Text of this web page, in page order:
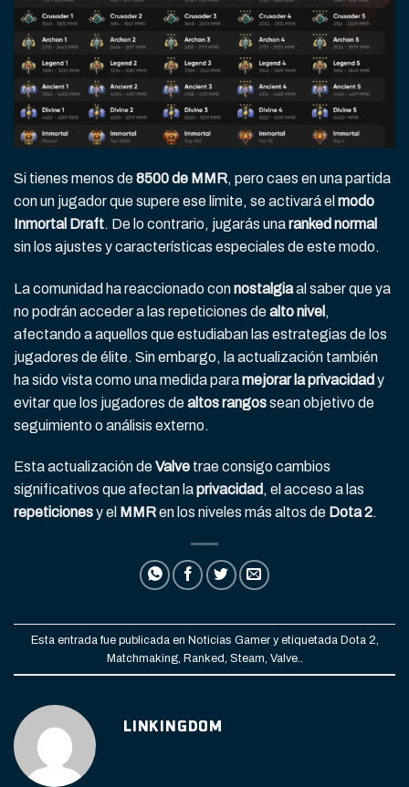
Si tienes menos de8500 de MMR, pero caes en una partida
con un jugador que supere ese límite, se activará el modo
Inmortal Draft. De lo contrario, jugarás unaranked normal
sin los ajustes y características especiales de este modo.
La comunidad ha reaccionado connostalgiaal saber que ya
no podrán acceder a las repeticiones dealto nivel ,
afectando a aquellos que estudiaban las estrategias de los
jugadores de élite. Sin embargo, la actualización también
ha sido vista como una medida paramejorar la privacidad y
evitar que los jugadores dealtos rangossean objetivo de
seguimiento o análisis externo.
Esta actualización deValve trae consigo cambios
significativos que afectan laprivacidad, el acceso a las
repeticionesy el MMRen los niveles más altos de Dota 2.
Esta entrada fue publicada en Noticias Gamery etiquetada Dota 2,
Matchmaking, Ranked, Steam, Valve..
LINKINGDOM